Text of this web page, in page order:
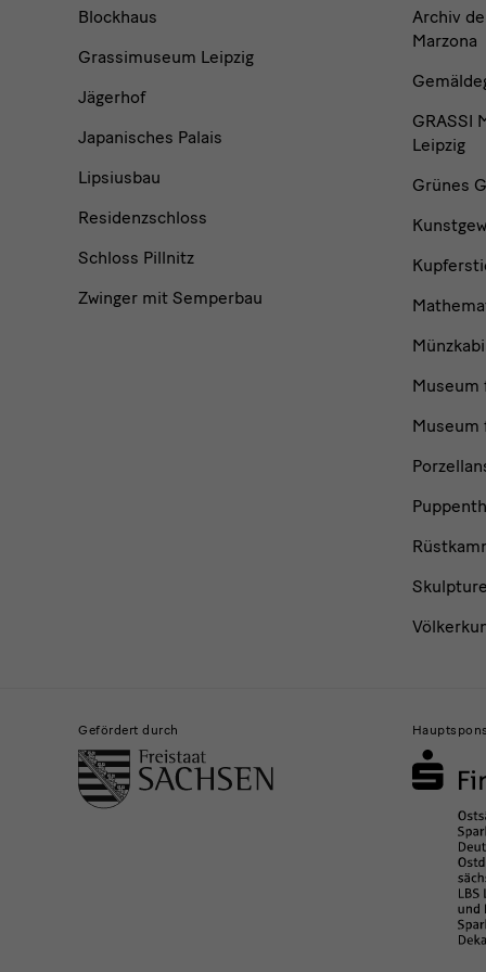
und
Institutionen
Blockhaus
Grassimuseum Leipzig
Jägerhof
Japanisches Palais
Lipsiusbau
Residenzschloss
Schloss Pillnitz
Zwinger mit Semperbau
Archiv
Marzona
GRASSI
Leipzig
Grünes
Museum
Museum
Gefördert durch